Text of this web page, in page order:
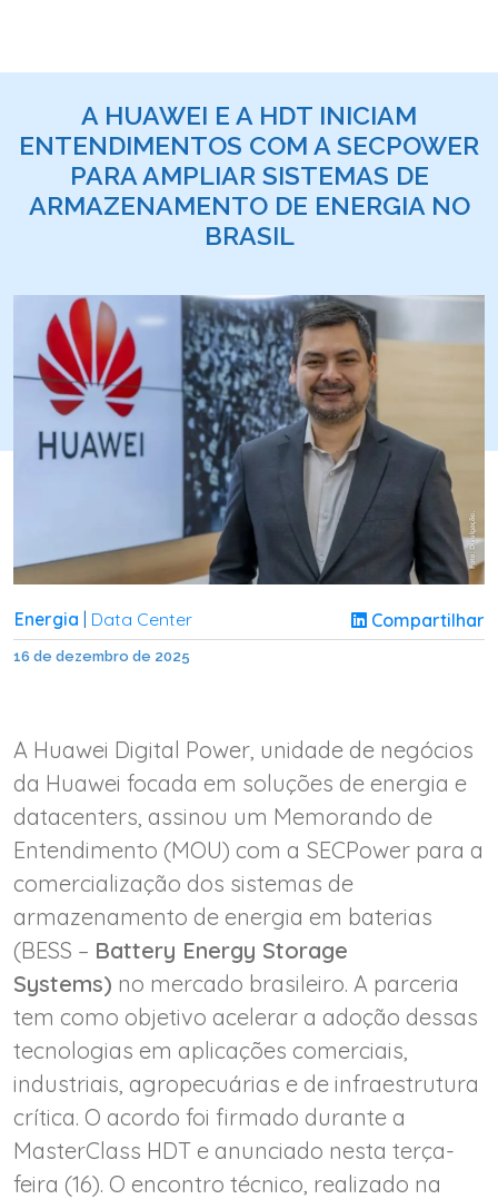
A HUAWEI E A HDT INICIAM
ENTENDIMENTOS COM A SECPOWER
PARA AMPLIAR SISTEMAS DE
ARMAZENAMENTO DE ENERGIA NO
BRASIL
Energia Data Center Compartilhar
16 de dezembro de 2025
A Huawei Digital Power, unidade de negócios
da Huawei focada em soluções de energia e
datacenters, assinou um Memorando de
Entendimento (MOU) com a SECPower para a
comercialização dos sistemas de
armazenamento de energia em baterias
(BESS – Battery Energy Storage
Systems) no mercado brasileiro. A parceria
tem como objetivo acelerar a adoção dessas
tecnologias em aplicações comerciais,
industriais, agropecuárias e de infraestrutura
crítica. O acordo foi firmado durante a
MasterClass HDT e anunciado nesta terça-
feira (16). O encontro técnico, realizado na